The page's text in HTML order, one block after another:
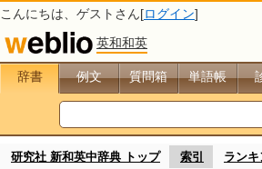
こんにちは、 ゲスト さん[ログイン]
英和和英
辞書 例文 質問箱 単語帳
研究社 新和英中辞典 トップ 索引 ラン